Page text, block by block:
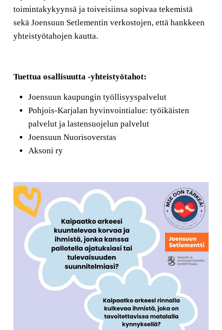
toimintakykyynsä ja toiveisiinsa sopivaa tekemistä
sekä Joensuun Setlementin verkostojen, että hankkeen
yhteistyötahojen kautta.
Tuettua osallisuutta -yhteistyötahot:
Joensuun kaupungin työllisyyspalvelut
Pohjois-Karjalan hyvinvointialue: työikäisten
palvelut ja lastensuojelun palvelut
Joensuun Nuorisoverstas
Aksoni ry